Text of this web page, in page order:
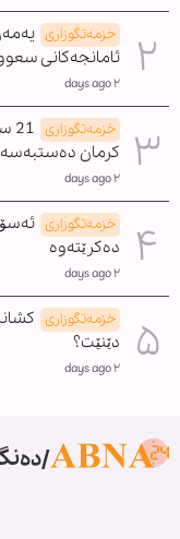
خزمەتگوزاری
ئامانجەکانی
٢ days ago
خزمەتگوزاری
کرمان
٢ days ago
خزمەتگوزاری
دەکرێتەوە
٢ days ago
خزمەتگوزاری
دێنێت؟
٢ days ago